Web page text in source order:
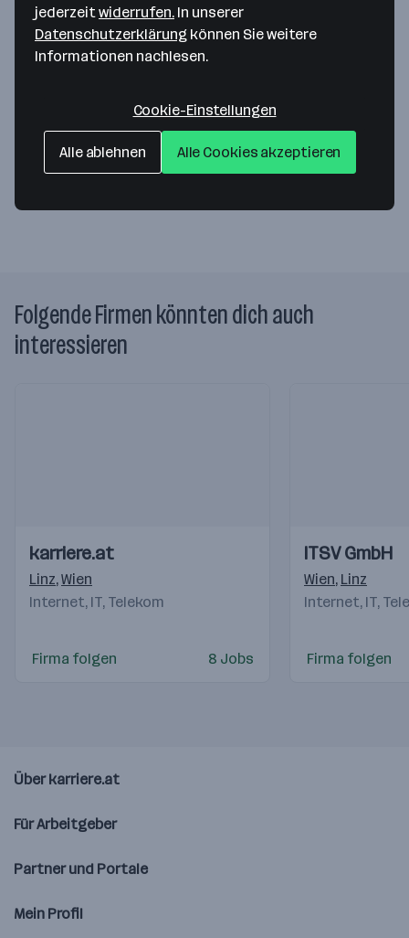
7503 Großpetersdorf— Route berechnen
Folgende Firmen könnten dich auch
interessieren
Videos
Einblicke
Einblicke
karriere.at
Linz,Wien
Internet, IT, Telekom
Firma folgen 8 Jobs
Videos
Einblicke
Einblicke
ITSV GmbH
Wien, Linz
Internet, IT,
Firma folgen
Über karriere.at
Für Arbeitgeber
Partner und Portale
Mein Profil
jederzeit widerrufen. In unserer
Datenschutzerklärung können Sie weitere
Informationen nachlesen.
Cookie-Einstellungen
Alle ablehnen Alle Cookies akzeptieren